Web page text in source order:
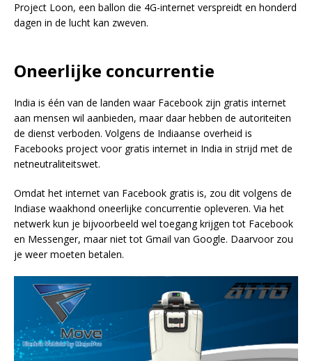
Project Loon, een ballon die 4G-internet verspreidt en honderd
dagen in de lucht kan zweven.
Oneerlijke concurrentie
India is één van de landen waar Facebook zijn gratis internet
aan mensen wil aanbieden, maar daar hebben de autoriteiten
de dienst verboden. Volgens de Indiaanse overheid is
Facebooks project voor gratis internet in India in strijd met de
netneutraliteitswet.
Omdat het internet van Facebook gratis is, zou dit volgens de
Indiase waakhond oneerlijke concurrentie opleveren. Via het
netwerk kun je bijvoorbeeld wel toegang krijgen tot Facebook
en Messenger, maar niet tot Gmail van Google. Daarvoor zou
je weer moeten betalen.